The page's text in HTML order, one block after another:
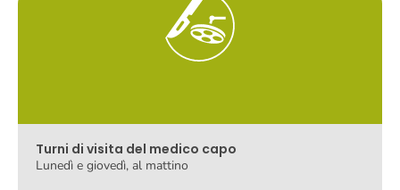
Turni di visita del medico capo
Lunedì e giovedì, al mattino